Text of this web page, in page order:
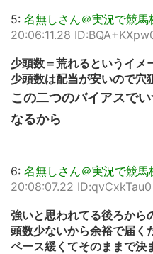
5: 名無しさん＠実況で競馬
20:06:11.28
少頭数＝荒れるというイメ
少頭数は配当が安いので穴
この二つのバイアスで
なるから
6: 名無しさん＠実況で競馬
20:08:07.22 ID:qvCxkTau0
強いと思われてる後ろから
頭数少ないから余裕で届く
ペース緩くてそのままで決